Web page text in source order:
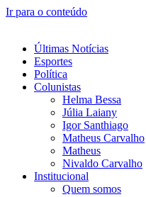
Ir para o conteúdo
Últimas Notícias
Esportes
Política
Colunistas
Helma Bessa
Júlia Laiany
Igor Santhiago
Matheus Carvalho
Matheus
Nivaldo Carvalho
Institucional
Quem somos